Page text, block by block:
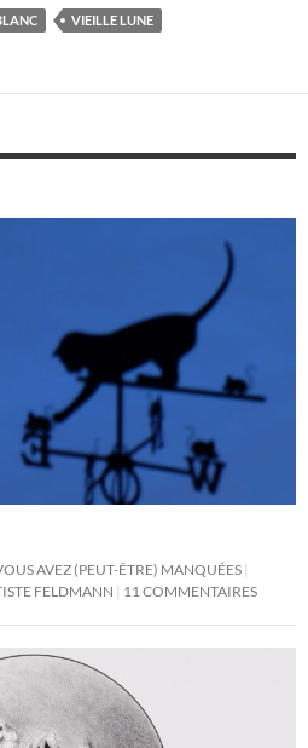
VIEILLE LUNE
AVEZ (PEUT-ÊTRE) MANQUÉES
FELDMANN 11 COMMENTAIRES